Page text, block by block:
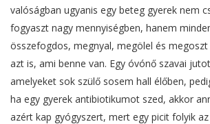
valóságban ugyanis egy beteg gyerek nem
fogyaszt nagy mennyiségben, hanem
összefogdos, megnyal, megölel és
azt is, ami benne van. Egy óvónő szavai
amelyeket sok szülő sosem hall élőben,
ha egy gyerek antibiotikumot szed, akkor
azért kap gyógyszert, mert egy picit folyik